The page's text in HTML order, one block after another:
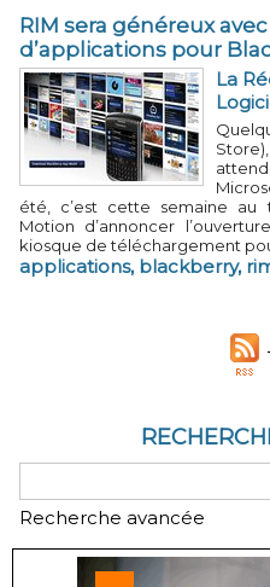
RIM sera généreux
d’applications pour
La
été, c’est cette semaine au
Motion d’annoncer
kiosque de téléchargement
applications, blackberry,
Recherche avancée